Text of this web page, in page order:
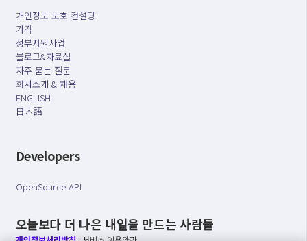
개인정보 보호 컨설팅
가격
정부지원사업
블로그&자료실
자주 묻는 질문
회사소개 & 채용
ENGLISH
日本語
Developers
OpenSource API
오늘보다 더 나은 내일을 만드는 사람들